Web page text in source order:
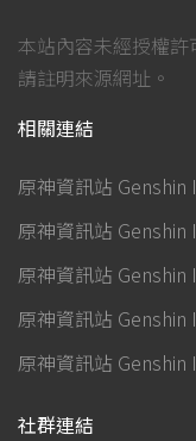
本站內容未經授權
請註明來源網址。
相關連結
原神資訊站
原神資訊站
原神資訊站
原神資訊站
原神資訊站
社群連結